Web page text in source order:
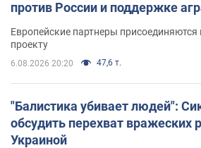
против России и поддержке
Европейские партнеры присоединяются
проекту
6.08.2026 20:20 47,6 т.
"Балистика убивает людей":
обсудить перехват вражеских
Украиной